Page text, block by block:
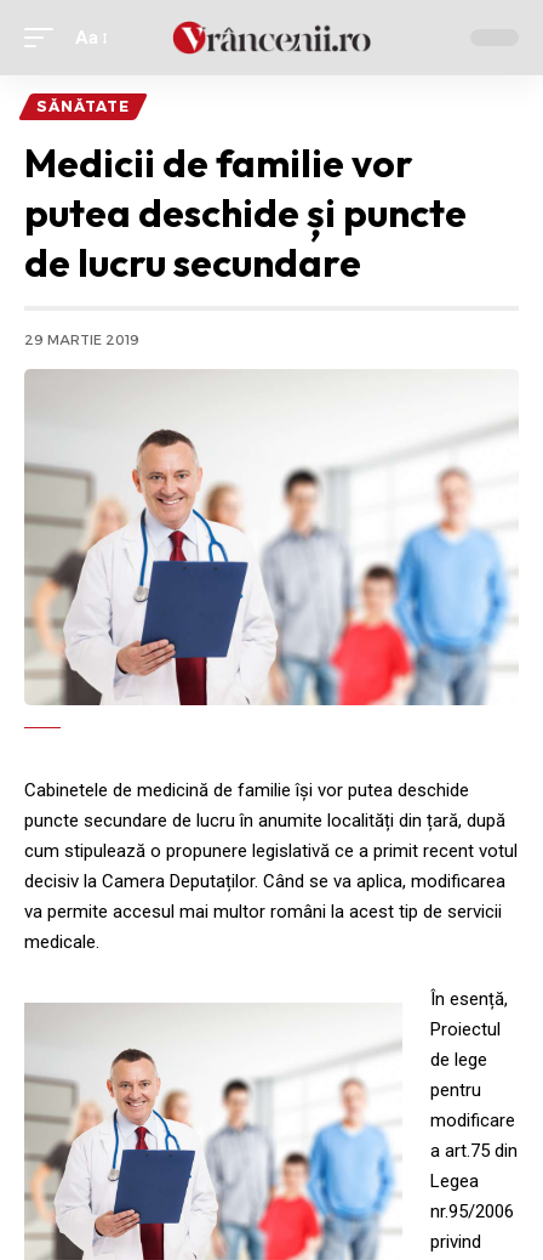
Ajustor
font
Aa
SĂNĂTATE
Medicii de familie vor
putea deschide și puncte
de lucru secundare
29 MARTIE 2019
Cabinetele de medicină de familie își vor putea deschide
puncte secundare de lucru în anumite localități din țară, după
cum stipulează o propunere legislativă ce a primit recent votul
decisiv la Camera Deputaților. Când se va aplica, modificarea
va permite accesul mai multor români la acest tip de servicii
medicale.
În esență,
Proiectul
de lege
pentru
modificare
a art.75 din
Legea
nr.95/2006
privind